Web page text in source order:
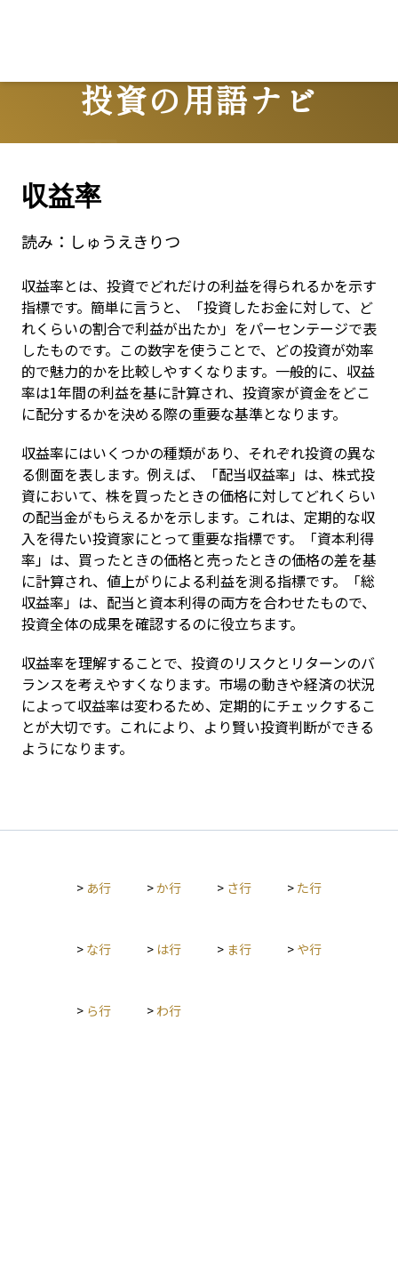
投資の用語ナビ
Terms
収益率
読み： しゅうえきりつ
収益率とは、投資でどれだけの利益を得られるかを示す
指標です。簡単に言うと、「投資したお金に対して、ど
れくらいの割合で利益が出たか」をパーセンテージで表
したものです。この数字を使うことで、どの投資が効率
的で魅力的かを比較しやすくなります。一般的に、収益
率は1年間の利益を基に計算され、投資家が資金をどこ
に配分するかを決める際の重要な基準となります。
収益率にはいくつかの種類があり、それぞれ投資の異な
る側面を表します。例えば、「配当収益率」は、株式投
資において、株を買ったときの価格に対してどれくらい
の配当金がもらえるかを示します。これは、定期的な収
入を得たい投資家にとって重要な指標です。「資本利得
率」は、買ったときの価格と売ったときの価格の差を基
に計算され、値上がりによる利益を測る指標です。「総
収益率」は、配当と資本利得の両方を合わせたもので、
投資全体の成果を確認するのに役立ちます。
収益率を理解することで、投資のリスクとリターンのバ
ランスを考えやすくなります。市場の動きや経済の状況
によって収益率は変わるため、定期的にチェックするこ
とが大切です。これにより、より賢い投資判断ができる
ようになります。
> あ行 >か行 > さ行 > た行
> な行 > は行 > ま行 > や行
> ら行 > わ行